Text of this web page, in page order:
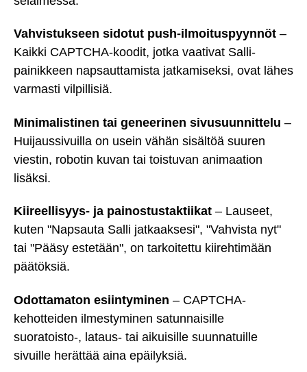
Vahvistukseen sidotut push-ilmoituspyynnöt –
Kaikki CAPTCHA-koodit, jotka vaativat Salli-
painikkeen napsauttamista jatkamiseksi, ovat lähes
varmasti vilpillisiä.
Minimalistinen tai geneerinen sivusuunnittelu –
Huijaussivuilla on usein vähän sisältöä suuren
viestin, robotin kuvan tai toistuvan animaation
lisäksi.
Kiireellisyys- ja painostustaktiikat – Lauseet,
kuten "Napsauta Salli jatkaaksesi", "Vahvista nyt"
tai "Pääsy estetään", on tarkoitettu kiirehtimään
päätöksiä.
Odottamaton esiintyminen – CAPTCHA-
kehotteiden ilmestyminen satunnaisille
suoratoisto-, lataus- tai aikuisille suunnatuille
sivuille herättää aina epäilyksiä.